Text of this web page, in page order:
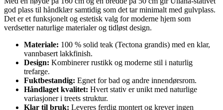
god plass til håndklær samtidig som det tar minimalt med gulvplass.
Det er et funksjonelt og estetisk valg for moderne hjem som
verdsetter naturlige materialer og tidløst design.
Materiale: 100 % solid teak (Tectona grandis) med en klar,
vannbasert lakkfinish.
Design: Kombinerer rustikk og moderne stil i naturlig
trefarge.
Fuktbestandig: Egnet for bad og andre innendørsrom.
Håndlaget kvalitet: Hvert stativ er unikt med naturlige
variasjoner i treets struktur.
Klar til bruk: Leveres ferdig montert og krever ingen